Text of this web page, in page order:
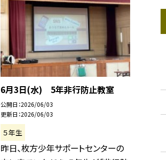
6月3日(水) 5年非行防止教室
公開日 2026/06/03
更新日 2026/06/03
５年生
昨日、枚方少年サポートセンターの